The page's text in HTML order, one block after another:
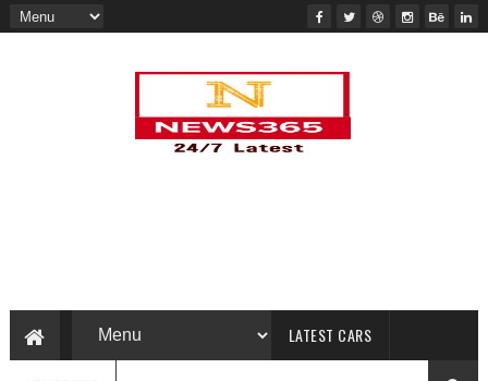
LATEST CARS